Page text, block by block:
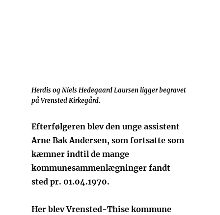
Herdis og Niels Hedegaard Laursen ligger begravet
på Vrensted Kirkegård.
Efterfølgeren blev den unge assistent
Arne Bak Andersen, som fortsatte som
kæmner indtil de mange
kommunesammenlægninger fandt
sted pr. 01.04.1970.
Her blev Vrensted-Thise kommune